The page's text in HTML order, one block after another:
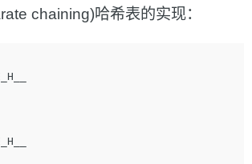
chaining)哈希表的实现：